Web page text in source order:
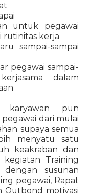
untuk pegawai
rutinitas kerja
sampai-sampai
pegawai sampai-
dalam
karyawan pun
dari mulai
supaya semua
menyatu satu
keakraban dan
Training
susunan
pegawai, Rapat
Outbond motivasi